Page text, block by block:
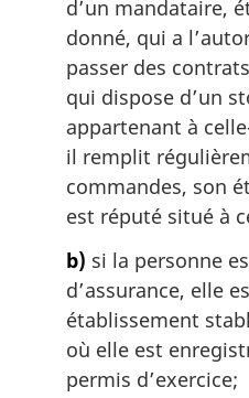
d’un mandataire,
donné, qui a
passer des
qui dispose d’un
appartenant à
il remplit
commandes, son
est réputé situé à
b) si la personne
d’assurance, elle
établissement
où elle est
permis d’exercice;